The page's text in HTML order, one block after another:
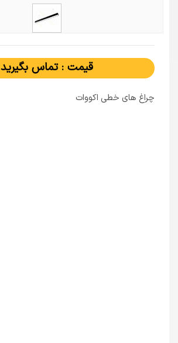
قیمت : تماس بگیرید
چراغ های خطی اکووات